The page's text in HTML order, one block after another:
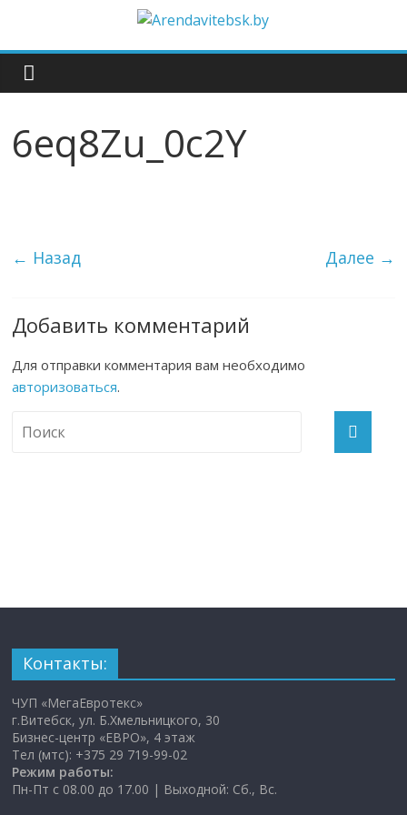
6eq8Zu_0c2Y
← Назад Далее →
Добавить комментарий
Для отправки комментария вам необходимо
авторизоваться.
Контакты:
ЧУП «МегаЕвротекс»
г.Витебск, ул. Б.Хмельницкого, 30
Бизнес-центр «ЕВРО», 4 этаж
Тел (мтс): +375 29 719-99-02
Режим работы:
Пн-Пт с 08.00 до 17.00 | Выходной: Сб., Вс.